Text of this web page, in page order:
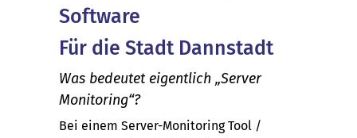
Software
Für die Stadt Dannstadt
Was bedeutet eigentlich „Server
Monitoring“?
Bei einem Server-Monitoring Tool /